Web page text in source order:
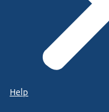
Help